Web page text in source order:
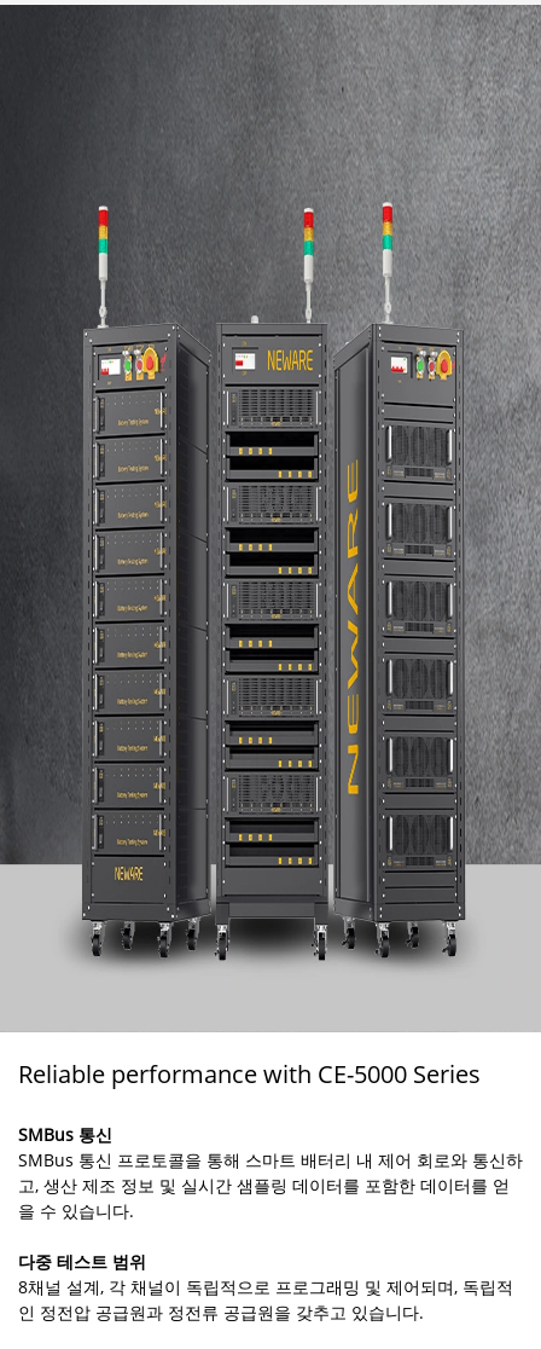
Reliable performance with CE-5000 Series
SMBus 통신
SMBus 통신 프로토콜을 통해 스마트 배터리 내 제어 회로와 통신하
고, 생산 제조 정보 및 실시간 샘플링 데이터를 포함한 데이터를 얻
을 수 있습니다.
다중 테스트 범위
8채널 설계, 각 채널이 독립적으로 프로그래밍 및 제어되며, 독립적
인 정전압 공급원과 정전류 공급원을 갖추고 있습니다.